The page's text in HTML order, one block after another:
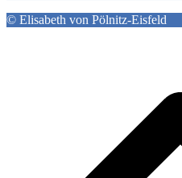
© Elisabeth von Pölnitz-Eisfeld